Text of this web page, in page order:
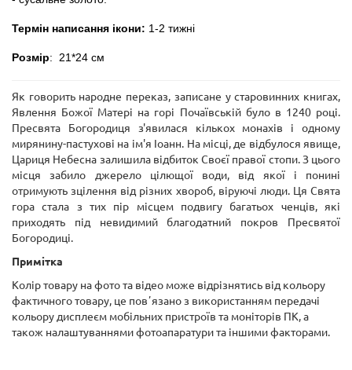
Термін написання ікони: 1-2 тижні
Розмір: 21*24 см
Як говорить народне переказ, записане у старовинних книгах,
Явлення Божої Матері на горі Почаївській було в 1240 році.
Пресвята Богородиця з'явилася кількох монахів і одному
мирянину-пастухові на ім'я Іоанн. На місці, де відбулося явище,
Цариця Небесна залишила відбиток Своєї правої стопи. З цього
місця забило джерело цілющої води, від якої і понині
отримують зцілення від різних хвороб, віруючі люди. Ця Свята
гора стала з тих пір місцем подвигу багатьох ченців, які
приходять під невидимий благодатний покров Пресвятої
Богородиці.
Примітка
Колір товару на фото та відео може відрізнятись від кольору
фактичного товару, це повʼязано з використанням передачі
кольору дисплеєм мобільних пристроїв та моніторів ПК, а
також налаштуваннями фотоапаратури та іншими факторами.